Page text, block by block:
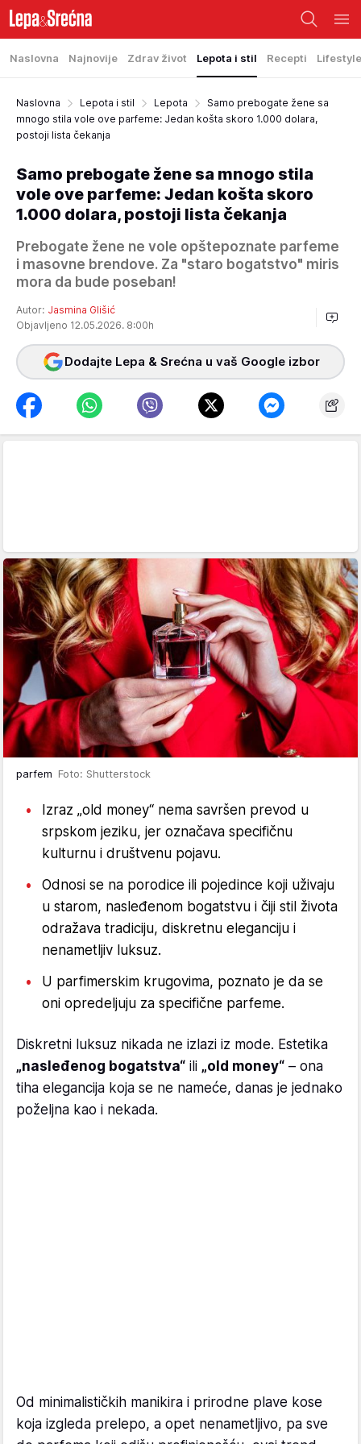
Naslovna Najnovije Zdrav život Lepota i stil Recepti Lifestyle
Naslovna Lepota i stil Lepota
Samo prebogate žene sa
mnogo stila vole ove parfeme: Jedan košta skoro 1.000 dolara,
postoji lista čekanja
Samo prebogate žene sa mnogo stila
vole ove parfeme: Jedan košta skoro
1.000 dolara, postoji lista čekanja
Prebogate žene ne vole opštepoznate parfeme
i masovne brendove. Za "staro bogatstvo" miris
mora da bude poseban!
Autor: Jasmina Glišić
Objavljeno 12.05.2026. 8:00h
Dodajte Lepa & Srećna u vaš Google izbor
parfem Foto: Shutterstock
Izraz „old money“ nema savršen prevod u
srpskom jeziku, jer označava specifičnu
kulturnu i društvenu pojavu.
Odnosi se na porodice ili pojedince koji uživaju
u starom, nasleđenom bogatstvu i čiji stil života
odražava tradiciju, diskretnu eleganciju i
nenametljiv luksuz.
U parfimerskim krugovima, poznato je da se
oni opredeljuju za specifične parfeme.
Diskretni luksuz nikada ne izlazi iz mode. Estetika
„nasleđenog bogatstva“ ili „old money“ – ona
tiha elegancija koja se ne nameće, danas je jednako
poželjna kao i nekada.
Od minimalističkih manikira i prirodne plave kose
koja izgleda prelepo, a opet nenametljivo, pa sve